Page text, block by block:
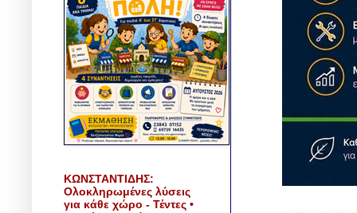
ΚΩΝΣΤΑΝΤΙΔΗΣ:
Ολοκληρωμένες λύσεις
για κάθε χώρο - Τέντες •